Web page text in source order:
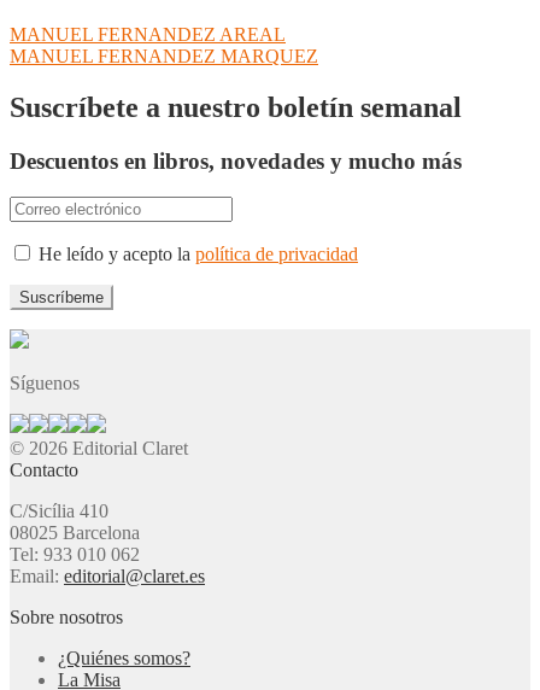
Navegación
de
entradas
Anterior:
MANUEL FERNANDEZ AREAL
Siguiente:
MANUEL FERNANDEZ MARQUEZ
Suscríbete a nuestro boletín semanal
Descuentos en libros, novedades y mucho más
He leído y acepto la política de privacidad
Síguenos
© 2026 Editorial Claret
Contacto
C/Sicília 410
08025 Barcelona
Tel: 933 010 062
Email: editorial@claret.es
Sobre nosotros
¿Quiénes somos?
La Misa